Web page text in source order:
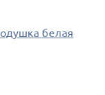
белая